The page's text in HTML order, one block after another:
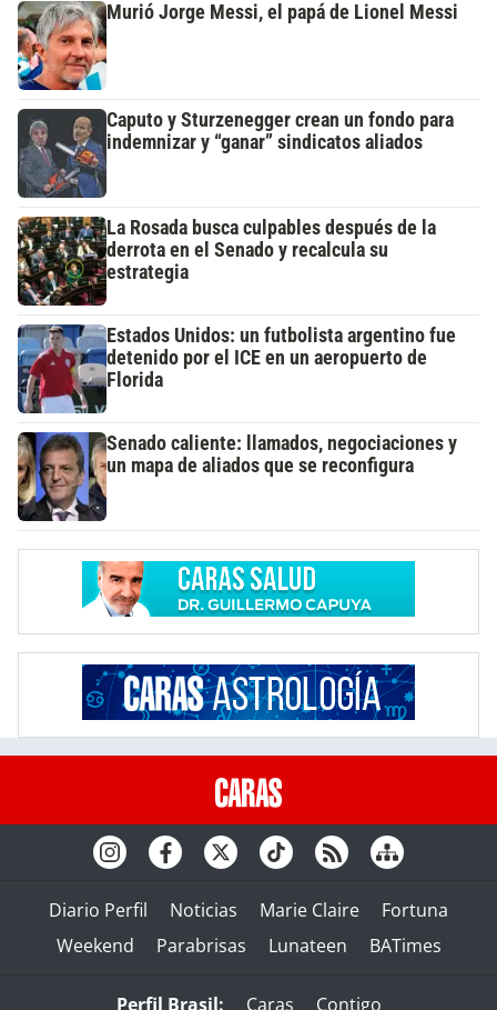
Murió Jorge Messi, el papá de Lionel Messi
Caputo y Sturzenegger crean un fondo para
indemnizar y “ganar” sindicatos aliados
La Rosada busca culpables después de la
derrota en el Senado y recalcula su
estrategia
Estados Unidos: un futbolista argentino fue
detenido por el ICE en un aeropuerto de
Florida
Senado caliente: llamados, negociaciones y
un mapa de aliados que se reconfigura
Diario Perfil Noticias Marie Claire
Fortuna
Weekend
Parabrisas Lunateen BATimes
Perfil Brasil: Caras Contigo